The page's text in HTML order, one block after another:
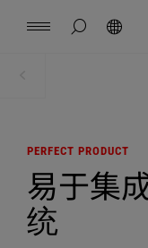
隐藏页面搜索
分支解决方案
超声波焊接
China
PERFECT PRODUCT
易于集
统